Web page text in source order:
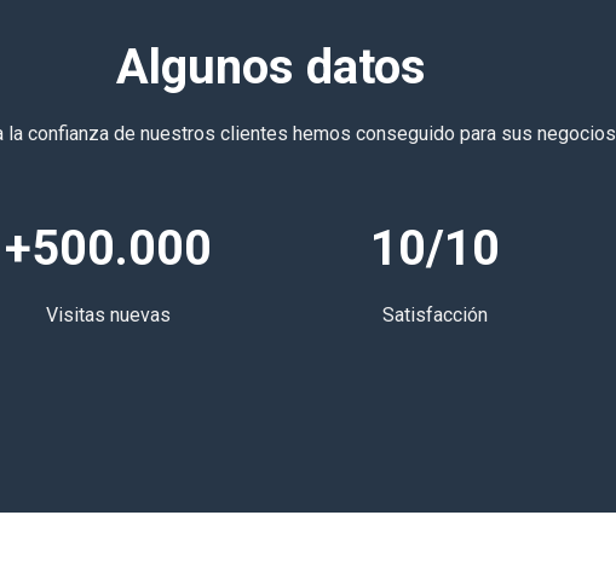
Algunos datos
la confianza de nuestros clientes hemos conseguido para sus negocios
+500.000
Visitas nuevas
10/10
Satisfacción